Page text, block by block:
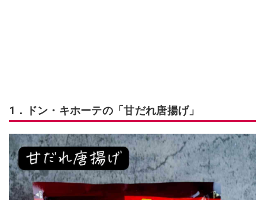
1．ドン・キホーテの「甘だれ唐揚げ」